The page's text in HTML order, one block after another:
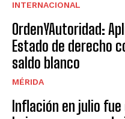
INTERNACIONAL
OrdenYAutoridad:
Estado de derecho
saldo blanco
MÉRIDA
Inflación en julio